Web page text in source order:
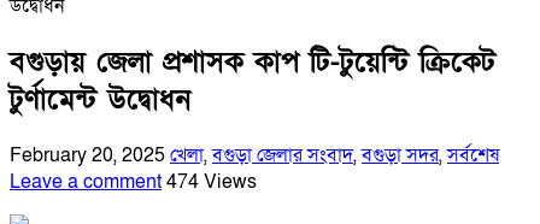
উদ্বোধন
বগুড়ায় জেলা প্রশাসক কাপ টি-টুয়েন্টি ক্রিকেট
টুর্ণামেন্ট উদ্বোধন
February 20, 2025খেলা,বগুড়া জেলার সংবাদ,বগুড়া সদর,সর্বশেষ
Leave a comment474 Views